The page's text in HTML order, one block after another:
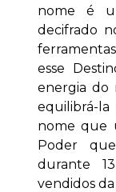
nome é
decifrado
esse
energia do
equilibrá-
nome que
Poder
durante
vendidos da